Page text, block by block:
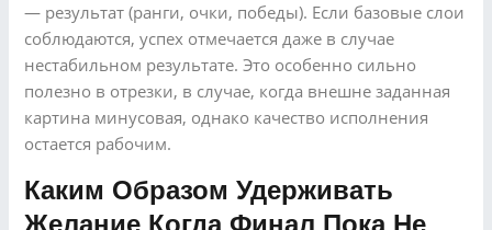
— результат (ранги, очки, победы). Если базовые слои
соблюдаются, успех отмечается даже в случае
нестабильном результате. Это особенно сильно
полезно в отрезки, в случае, когда внешне заданная
картина минусовая, однако качество исполнения
остается рабочим.
Каким Образом Удерживать
Желание Когда Финал Пока Не